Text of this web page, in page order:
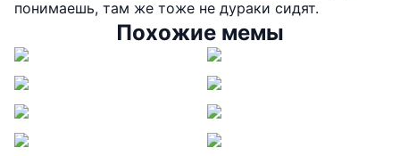
понимаешь, там же тоже не дураки сидят.
Похожие мемы